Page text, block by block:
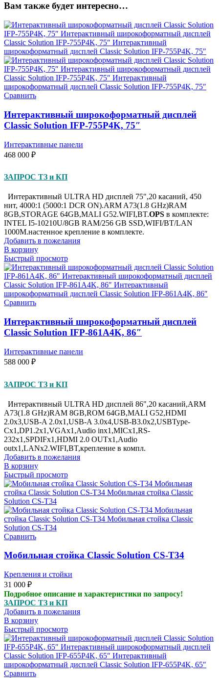
Вам также будет интересно…
Сравнить
Интерактивный широкоформатный дисплей
Classic Solution IFP-755P4K, 75″
Интерактивные панели
468 000 ₽
ЗАПРОС ТЗ и КП
Интерактивный ULTRA HD дисплей 75",20 касаний, 450
нит, 4000:1 (5000:1 DCR ON).ARM A73(1.8 GHz)RAM
8GB,STORAGE 64GB,MALI G52.WIFI,BT.OPS в комплекте:
INTEL I5-10210U/8GB RAM/256 GB SSD,WIFI/BT/LAN
1000M.настенное крепление в комплекте.
Добавить в пожелания
В корзину
Быстрый просмотр
Сравнить
Интерактивный широкоформатный дисплей
Classic Solution IFP-861A4K, 86″
Интерактивные панели
588 000 ₽
ЗАПРОС ТЗ и КП
Интерактивный ULTRA HD дисплей 86",20 касаний,ARM
A73(1.8 GHz)RAM 8GB,ROM 64GB,MALI G52,HDMI
2.0x3,USB-A 2.0x1,USB-A 3.0х4,USB-B3.0x2,USBType-
Cx1,DP1.2x1,VGAх1,Audio inx1,MICx1,RS-
232x1,SPDIFx1,HDMI 2.0 OUTx1,Audio
outx1,LANx2.WIFI,BT,крепление в компл.
Добавить в пожелания
В корзину
Быстрый просмотр
Сравнить
Мобильная стойка Classic Solution CS-T34
Крепления и стойки
31 000 ₽
Подробное описание и характеристики по запросу!
ЗАПРОС ТЗ и КП
Добавить в пожелания
В корзину
Быстрый просмотр
Сравнить